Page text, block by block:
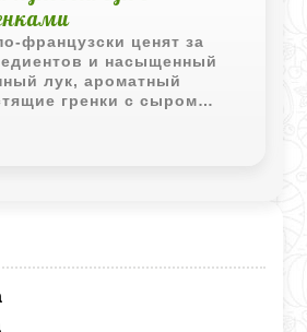
французски ценят за
и насыщенный
лук, ароматный
гренки с сыром
сочетание,
популярным во всём